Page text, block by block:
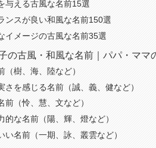
与える古風な名前15選
ンスが良い和風な名前150選
イメージの古風な名前35選
の古風・和風な名前｜パパ・ママ
（樹、海、陸など）
を感じる名前（誠、義、健など）
（怜、慧、文など）
な名前（陽、輝、燈など）
名前（一期、詠、叢雲など）